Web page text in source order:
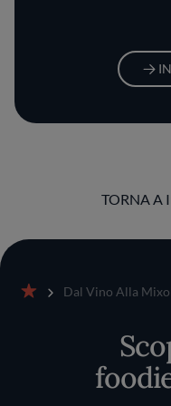
TORNA A
Dal Vino Alla